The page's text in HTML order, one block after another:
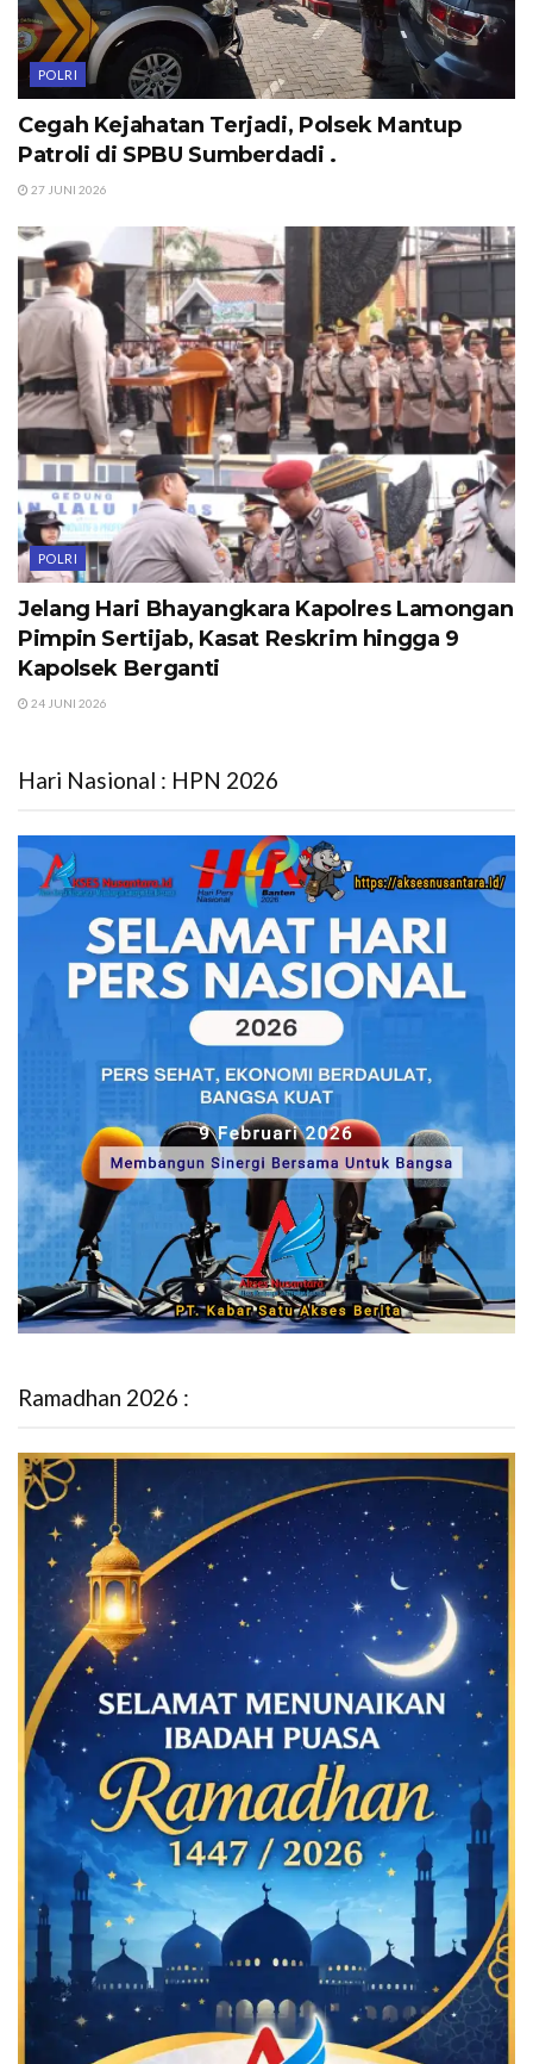
POLRI
Cegah Kejahatan Terjadi, Polsek Mantup
Patroli di SPBU Sumberdadi .
27 JUNI 2026
POLRI
Jelang Hari Bhayangkara Kapolres Lamongan
Pimpin Sertijab, Kasat Reskrim hingga 9
Kapolsek Berganti
24 JUNI 2026
Hari Nasional : HPN 2026
Ramadhan 2026 :